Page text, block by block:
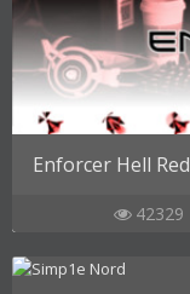
Enforcer Hell Red
42329